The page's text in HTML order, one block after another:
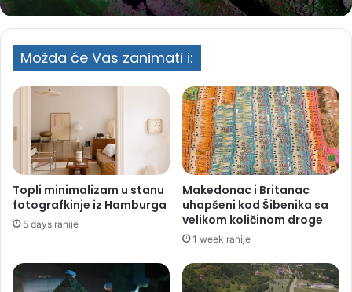
Možda će Vas zanimati i:
Topli minimalizam u stanu
fotografkinje iz Hamburga
5 days ranije
Makedonac i Britanac
uhapšeni kod Šibenika sa
velikom količinom droge
1 week ranije